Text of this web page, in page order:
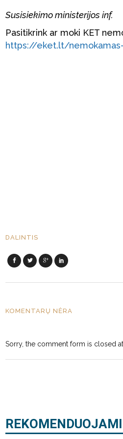
Susisiekimo ministerijos inf.
Pasitikrink ar moki KET
https://eket.lt/
DALINTIS
KOMENTARŲ NĖRA
Sorry, the comment form is closed